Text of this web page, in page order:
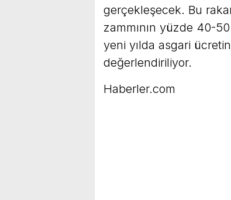
gerçekleşecek. Bu
zammının yüzde 40-
yeni yılda asgari
değerlendiriliyor.
Haberler.com